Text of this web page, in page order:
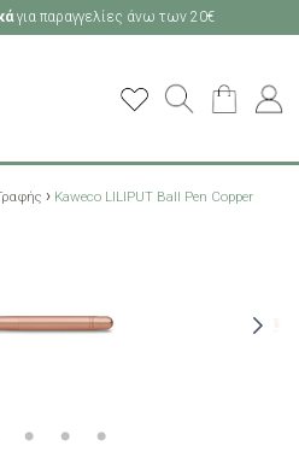
για παραγγελίες άνω των 20€
› Kaweco LILIPUT Ball Pen Copper